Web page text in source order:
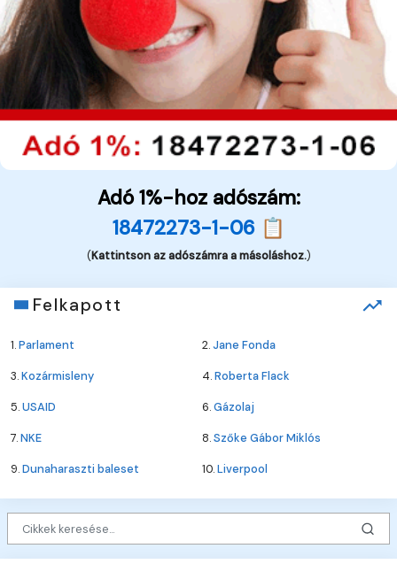
Adó 1%-hoz adószám:
18472273-1-06 📋
(Kattintson az adószámra a másoláshoz.)
Felkapott
1.Parlament 2.Jane Fonda
3.Kozármisleny 4.Roberta Flack
5.USAID 6.Gázolaj
7.NKE 8.Szőke Gábor Miklós
9.Dunaharaszti baleset 10.Liverpool